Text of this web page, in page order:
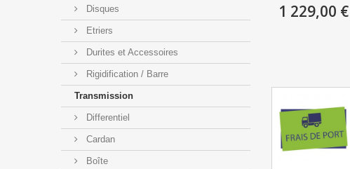
Disques
Etriers
Durites et Accessoires
Rigidification / Barre
Transmission
Differentiel
Cardan
Boîte
1 229,00 €